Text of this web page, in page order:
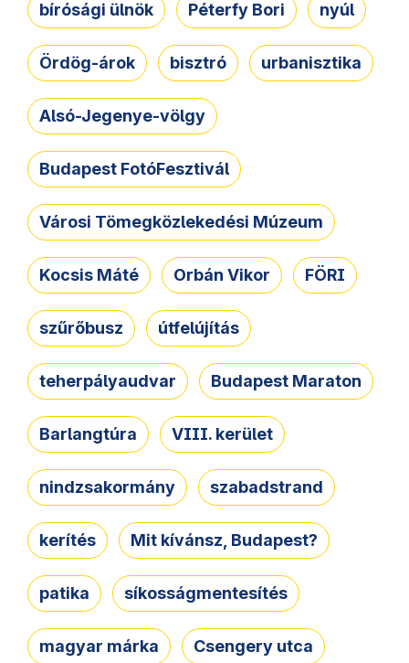
bírósági ülnök Péterfy Bori nyúl
Ördög-árok bisztró urbanisztika
Alsó-Jegenye-völgy
Budapest FotóFesztivál
Városi Tömegközlekedési Múzeum
Kocsis Máté Orbán Vikor FÖRI
szűrőbusz útfelújítás
teherpályaudvar Budapest Maraton
Barlangtúra VIII. kerület
nindzsakormány szabadstrand
kerítés Mit kívánsz, Budapest?
patika síkosságmentesítés
magyar márka Csengery utca